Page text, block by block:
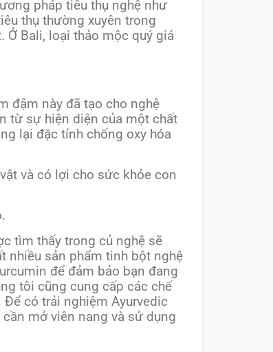
pháp tiêu thụ nghệ như
thụ thường xuyên trong
Bali, loại thảo mộc quý giá
đậm này đã tạo cho nghệ
từ sự hiện diện của một chất
lại đặc tính chống oxy hóa
và có lợi cho sức khỏe con
tìm thấy trong củ nghệ sẽ
nhiều sản phẩm tinh bột nghệ
để đảm bảo bạn đang
tôi cũng cung cấp các chế
có trải nghiệm Ayurvedic
mở viên nang và sử dụng